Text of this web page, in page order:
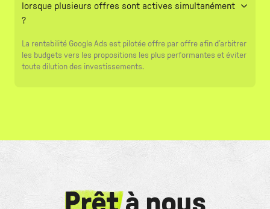
lorsque plusieurs offres sont actives simultanément
?
La rentabilité Google Ads est pilotée offre par offre afin d’arbitrer
les budgets vers les propositions les plus performantes et éviter
toute dilution des investissements.